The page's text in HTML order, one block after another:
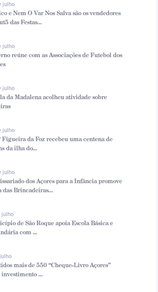
julho
e Nem O Var Nos Salva são os vendedores
das Festas...
julho
reúne com as Associações de Futebol dos
julho
da Madalena acolheu atividade sobre
julho
Figueira da Foz recebeu uma centena de
da ilha do...
julho
dos Açores para a Infância promove
das Brincadeiras...
julho
de São Roque apoia Escola Básica e
com ...
mais de 550 “Cheque-Livro Açores”
...